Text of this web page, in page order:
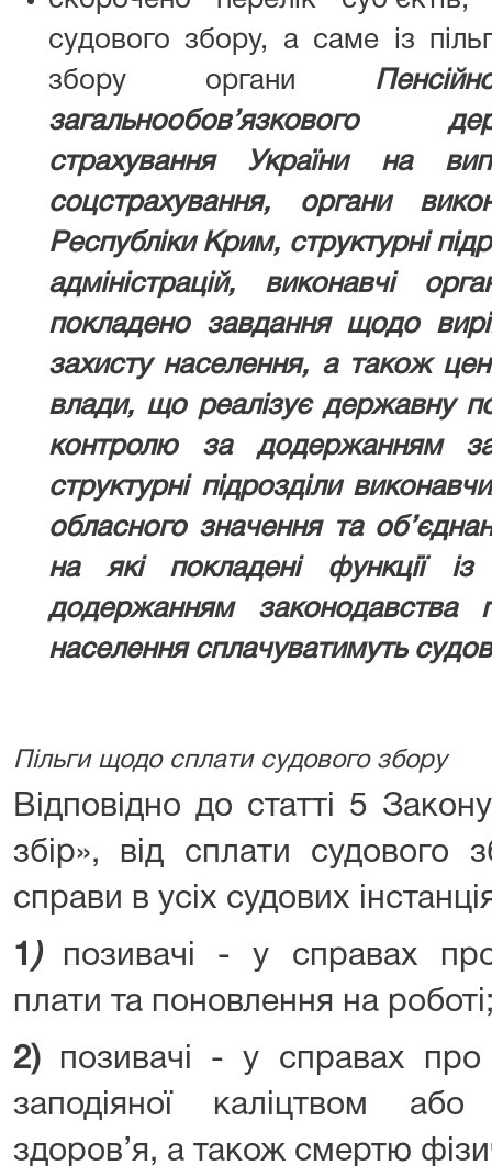
судового збору, а саме із
збору органи
загальнообов’язкового
страхування України на
соцстрахування, органи
Республіки Крим, структурні
адміністрацій, виконавчі
покладено завдання щодо
захисту населення, а також
влади, що реалізує державну
контролю за додержанням
структурні підрозділи
обласного значення та
на які покладені функції
додержанням законодавства
населення сплачуватимуть
Пільги щодо сплати судового збору
Відповідно до статті 5
збір», від сплати судового
справи в усіх судових
1 ) позивачі - у справах про
плати та поновлення на
2) позивачі - у справах
заподіяної каліцтвом
здоров’я, а також смертю